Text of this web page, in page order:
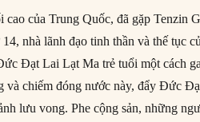
của Trung Quốc, đã gặp Tenzin
nhà lãnh đạo tinh thần và thế tục
Đạt Lai Lạt Ma trẻ tuổi một cách
và chiếm đóng nước này, đẩy Đức
lưu vong. Phe cộng sản, những